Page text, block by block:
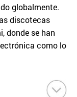
globalmente.
discotecas
donde se han
como lo